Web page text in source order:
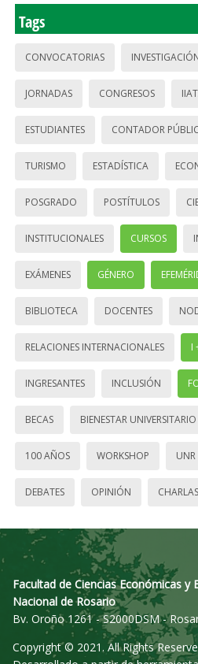
Tags
CONVOCATORIAS
JORNADAS CONGRESOS
ESTUDIANTES CONTADOR
TURISMO ESTADÍSTICA
POSGRADO POSTÍTULOS
INSTITUCIONALES CURSOS
EXÁMENES GÉNERO
BIBLIOTECA DOCENTES
RELACIONES INTERNACIONALES I
INGRESANTES INCLUSIÓN
BECAS BIENESTAR UNIVERSITARIO
100 AÑOS WORKSHOP UNR
DEBATES OPINIÓN CHARLAS
Facultad de Ciencias Económicas y
Nacional de Rosario
Bv. Oroño 1261 - S2000DSM -
Copyright © 2021. All Rights